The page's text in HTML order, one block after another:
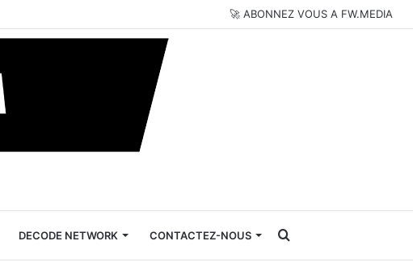
🚀 ABONNEZ VOUS A FW.MEDIA
DECODE NETWORK CONTACTEZ-NOUS Rechercher